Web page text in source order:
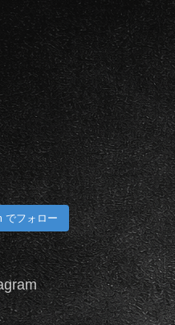
でフォロー